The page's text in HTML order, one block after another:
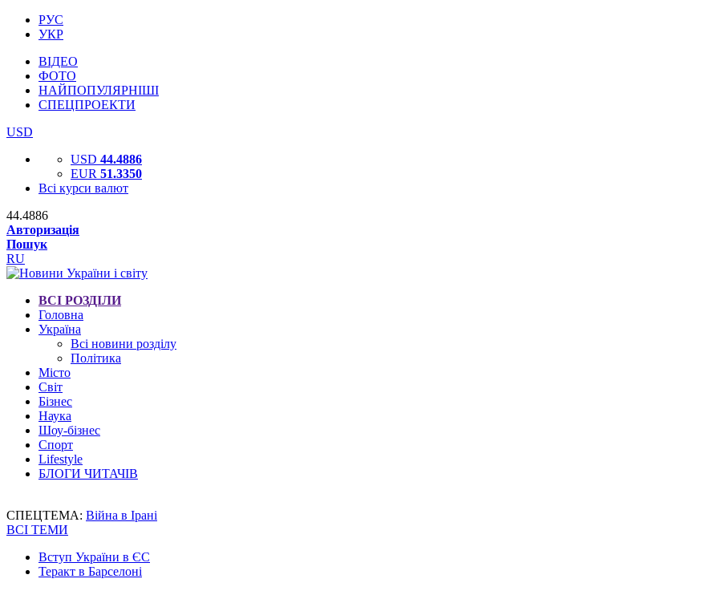
РУС
УКР
ВІДЕО
ФОТО
НАЙПОПУЛЯРНІШІ
СПЕЦПРОЕКТИ
USD
USD 44.4886
EUR 51.3350
Всі курси валют
44.4886
Авторизація
Пошук
RU
ВСІ РОЗДІЛИ
Головна
Україна
Всі новини розділу
Політика
Місто
Світ
Бізнес
Наука
Шоу-бізнес
Спорт
Lifestyle
БЛОГИ ЧИТАЧІВ
СПЕЦТЕМА: Війна в Ірані
ВСІ ТЕМИ
Вступ України в ЄС
Теракт в Барселоні